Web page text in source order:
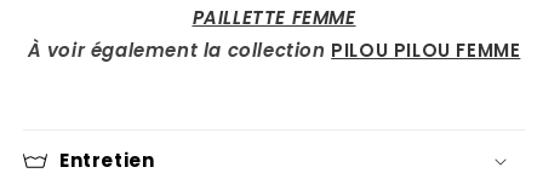
PAILLETTE FEMME
À voir également la collection PILOU PILOU FEMME
Entretien